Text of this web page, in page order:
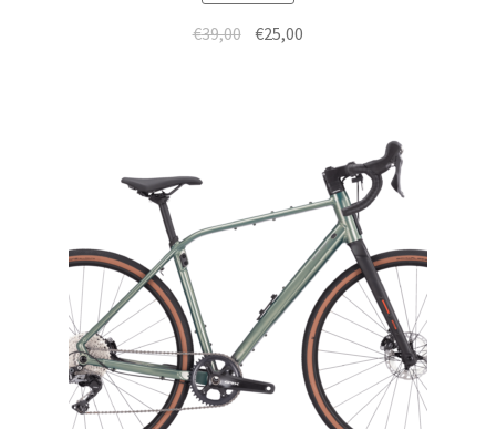
€39,00 €25,00